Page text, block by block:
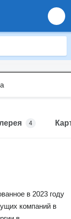
4
в 2023 году
компаний в